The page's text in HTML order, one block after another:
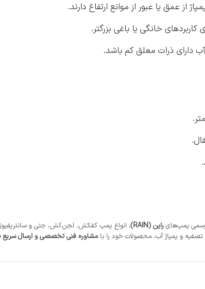
دارای ذرات معلق کم باشد.
رسمی پمپ‌هایراین (RAIN)
، انواع پمپ کفکش، لجن‌کش، جتی و سانتریفیوژ
و پمپاژ آب، محصولات خود را بامشاوره فنی تخصصی و ارسال سریع